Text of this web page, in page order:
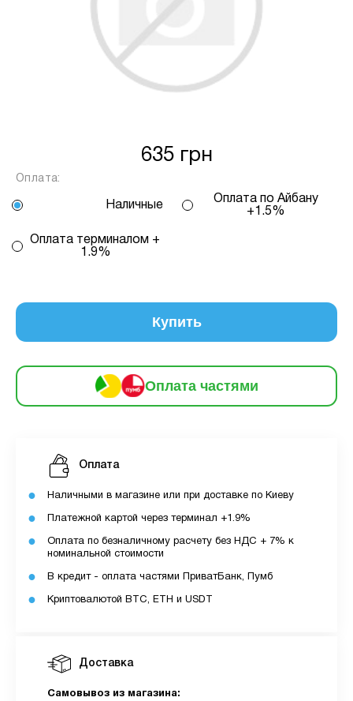
635 грн
Оплата:
Наличные
Оплата по Айбану
+1.5%
Оплата терминалом +
1.9%
Купить
Оплата частями
2 – комісія банку залежить
від кількості обраних вами платежів, від 2
до 25, та вираховується за допомогою
калькулятору або за консультацією нашого
ПРИВАТБАНК у вас має бути відкритий ліміт на
за вартість обраного вами товару, ви маєте
Оплата
платежів:
6
9
місяць:
229 грн
Інформація:
За допомогою ПУМБ ви маєте можливість
придбати товар в розстрочку.
Для оформлення розстрочки вам необхідно
застосунку ПУМБ.
Вартість пристрою це політика та умови компанії
Доставка
Самовывоз из магазина:
Оплата
Наличными в магазине или при доставке по Киеву
Платежной картой через терминал +1.9%
Оплата по безналичному расчету без НДС + 7% к
номинальной стоимости
В кредит - оплата частями ПриватБанк, Пумб
Криптовалютой BTC, ETH и USDT